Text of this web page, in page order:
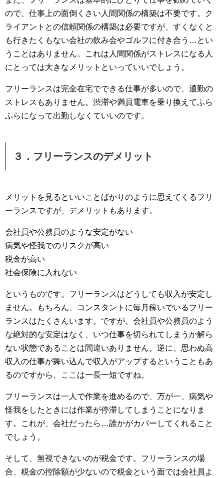
ので、仕事上の面倒くさい人間関係の構築は不要です。ク
ライアントとの信頼関係の構築は必要ですが、すくなくと
も行きたくもない会社の飲み会やゴルフに付き合う…とい
うことはありません。これは人間関係がストレスになる人
にとっては大きなメリットといっていいでしょう。
フリーランスは完全在宅でできる仕事が多いので、通勤の
ストレスもありません。渋滞や満員電車を乗り換えてふら
ふらになって出勤しなくていいのです。
３．フリーランスのデメリット
メリットを見るといいことばかりのように思えてくるフリ
ーランスですが、デメリットもあります。
会社員や公務員のような安定がない
病気や怪我でのリスクが高い
税金が高い
社会保険に入れない
というものです。フリーランスはどうしても収入が安定し
ません。もちろん、コンスタントに毎月稼いでいるフリー
ランスはたくさんいます。ですが、会社員や公務員のよう
な絶対的な安定はなく、いつ仕事を切られてしまうか解ら
ない状態であることは間違いありません。逆に、思わぬ高
収入の仕事が舞い込んで収入がアップするということもあ
るのですから、ここは一長一短ですね。
フリーランスは一人で作業を進めるので、万が一、病気や
怪我をしたときには作業が停滞してしまうことになりま
す。これが、会社だったら…誰かがカバーしてくれること
でしょう。
そして、無視できないのが税金です。フリーランスの場
合、税金の控除額が少ないので税金という面では会社員よ